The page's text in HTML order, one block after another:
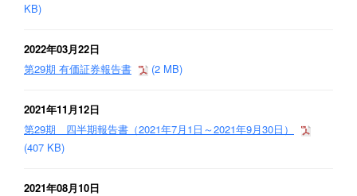
KB)
2022年03月22日
第29期 有価証券報告書
(2 MB)
2021年11月12日
第29期 四半期報告書（2021年7月1日～2021年9月30日）
(407 KB)
2021年08月10日